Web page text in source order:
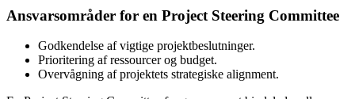
Ansvarsområder for en Project Steering Committee
Godkendelse af vigtige projektbeslutninger.
Prioritering af ressourcer og budget.
Overvågning af projektets strategiske alignment.